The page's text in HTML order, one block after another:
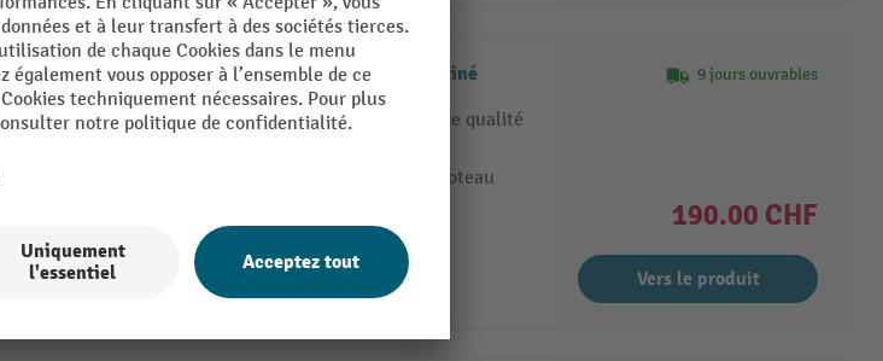
Système de guidage de personnes Extend, poteau satiné
Système de guidage de personnes en aluminium de qualité
Avec rainures longitudinales pour 3 sangles par poteau
9 jours ouvrables
190.00 CHF
Vers le produit